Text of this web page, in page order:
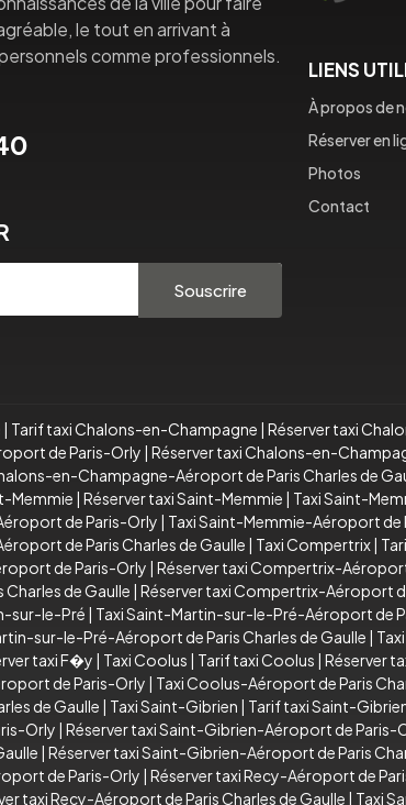
le tout en arrivant à
comme professionnels.
Souscrire
LIENS
À propos de
Réserver en
Photos
Contact
Tarif taxi Chalons-en-Champagne Réserver taxi
de Paris-Orly Réserver taxi Chalons-en-
en-Champagne-Aéroport de Paris Charles de
Memmie Réserver taxi Saint-Memmie Taxi Saint-
de Paris-Orly
Taxi Saint-Memmie-Aéroport de
de Paris Charles de Gaulle
Taxi Compertrix
de Paris-Orly Réserver taxi Compertrix-
de Gaulle Réserver taxi Compertrix-Aéroport
sur-le-Pré Taxi Saint-Martin-sur-le-Pré-Aéroport de
sur-le-Pré-Aéroport de Paris Charles de Gaulle
taxi F�y Taxi Coolus Tarif taxi Coolus Réserver
de Paris-Orly Taxi Coolus-Aéroport de Paris
de Gaulle
Taxi Saint-Gibrien Tarif taxi Saint-
Orly Réserver taxi Saint-Gibrien-Aéroport de Paris-
Réserver taxi Saint-Gibrien-Aéroport de Paris
de Paris-Orly Réserver taxi Recy-Aéroport de
taxi Recy-Aéroport de Paris Charles de Gaulle Taxi